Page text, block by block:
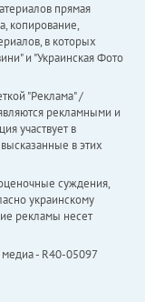
прямая
копирование,
в которых
и "Украинская Фото
"Реклама" /
рекламными и
участвует в
в этих
суждения,
украинскому
рекламы несет
- R40-05097